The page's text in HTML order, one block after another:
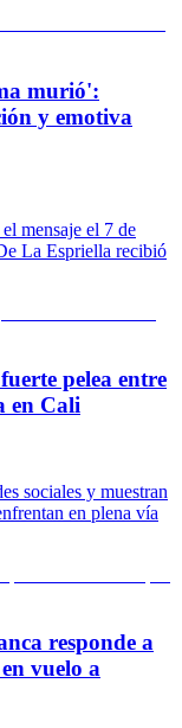
murió':
y emotiva
mensaje el 7 de
La Espriella recibió
pelea entre
en Cali
sociales y muestran
en plena vía
responde a
vuelo a